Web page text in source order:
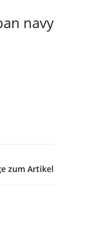
navy
zum Artikel